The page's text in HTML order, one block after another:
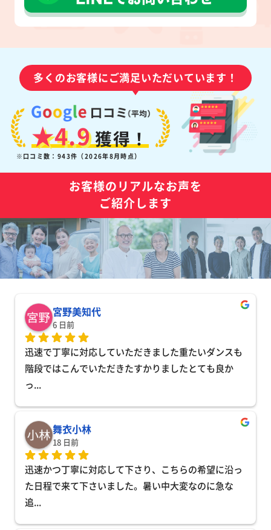
多くのお客様にご満足いただいています！
★4.9獲得！
※口コミ数：943件（2026年8月時点）
お客様のリアルなお声を
ご紹介します
宮野美知代
6 日前
迅速で丁寧に対応していただきました重たいダンスも
階段ではこんでいただきたすかりましたとても良か
っ...
舞衣小林
18 日前
迅速かつ丁寧に対応して下さり、こちらの希望に沿っ
た日程で来て下さいました。暑い中大変なのに急な
追...